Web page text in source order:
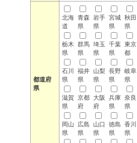
都道府
県
北海
道
青森
県
岩手
県
宮城
県
秋田
県
栃木
県
群馬
県
埼玉
県
千葉
県
東京
都
石川
県
福井
県
山梨
県
長野
県
岐阜
県
滋賀
県
京都
府
大阪
府
兵庫
県
奈良
県
岡山
県
広島
県
山口
県
徳島
県
香川
県